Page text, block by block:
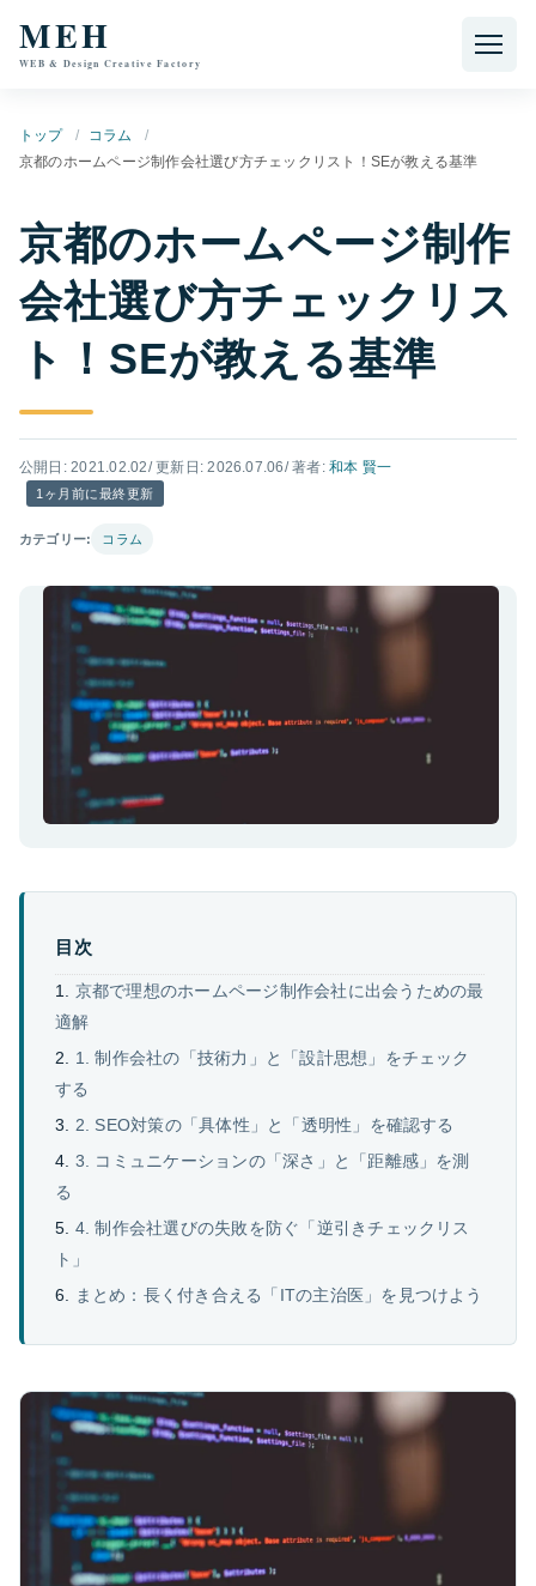
MEH
WEB & Design Creative Factory
トップ
コラム
京都のホームページ制作会社選び方チェックリスト！SEが教える基準
京都のホームページ制作
会社選び方チェックリス
ト！SEが教える基準
公開日: 2021.02.02/ 更新日: 2026.07.06/ 著者:和本 賢一
1ヶ月前に最終更新
カテゴリー: コラム
目次
京都で理想のホームページ制作会社に出会うための最
適解
1. 制作会社の「技術力」と「設計思想」をチェック
する
2. SEO対策の「具体性」と「透明性」を確認する
3. コミュニケーションの「深さ」と「距離感」を測
る
4. 制作会社選びの失敗を防ぐ「逆引きチェックリス
ト」
まとめ：長く付き合える「ITの主治医」を見つけよう